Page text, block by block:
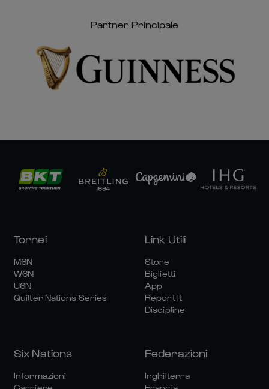
Partner Principale
Tornei
M6N
W6N
U6N
Quilter Nations Series
Link Utili
Store
Biglietti
App
Report It
Discipline
Six Nations
Informazioni
Federazioni
Inghilterra